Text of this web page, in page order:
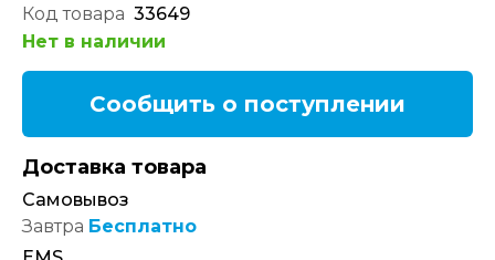
Код товара 33649
Нет в наличии
Сообщить о поступлении
Доставка товара
Самовывоз
Завтра Бесплатно